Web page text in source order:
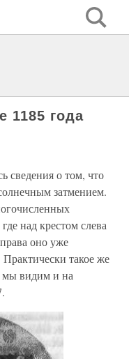
1185 года
сведения о том, что
затмением.
над крестом слева
оно уже
такое же
мы видим и на